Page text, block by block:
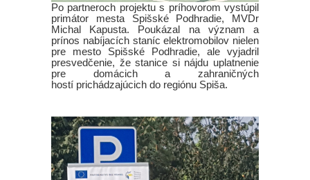
Po partneroch projektu s príhovorom vystúpil
primátor mesta Spišské Podhradie, MVDr
Michal Kapusta. Poukázal na význam a
prínos nabíjacích staníc elektromobilov nielen
pre mesto Spišské Podhradie, ale vyjadril
presvedčenie, že stanice si nájdu uplatnenie
pre domácich a zahraničných
hostí prichádzajúcich do regiónu Spiša.